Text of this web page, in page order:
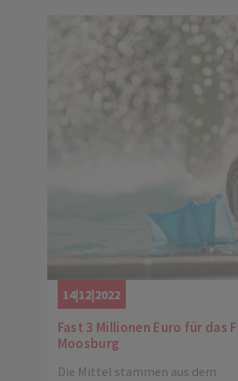
14|12|2022
Fast 3 Millionen Euro für das
Moosburg
Die Mittel stammen aus dem